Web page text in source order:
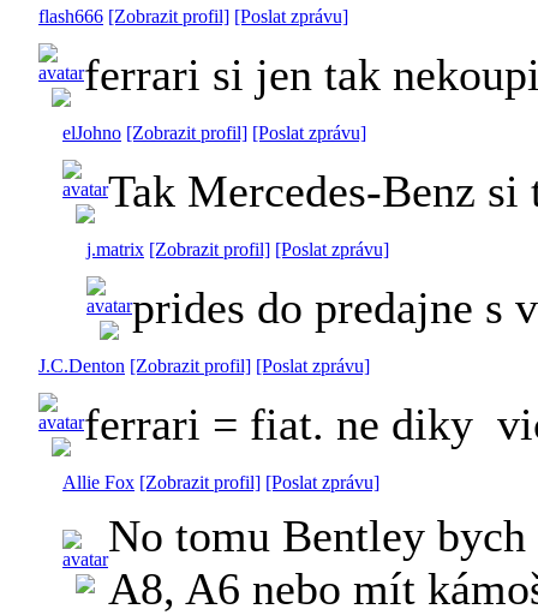
flash666 [Zobrazit profil] [Poslat zprávu]
ferrari si jen tak
elJohno [Zobrazit profil] [Poslat zprávu]
Tak Mercedes-Benz
j.matrix [Zobrazit profil] [Poslat zprávu]
prides do predajne s
J.C.Denton [Zobrazit profil] [Poslat zprávu]
ferrari = fiat. ne diky
Allie Fox [Zobrazit profil] [Poslat zprávu]
No tomu Bentley
A8, A6 nebo mít